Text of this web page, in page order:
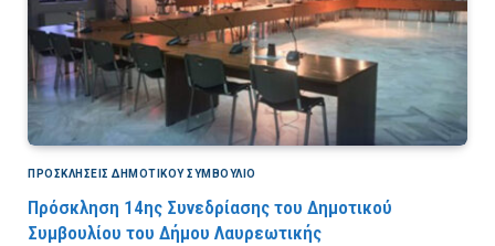
ΠΡΟΣΚΛΉΣΕΙΣ ΔΗΜΟΤΙΚΟΎ ΣΥΜΒΟΎΛΙΟ
Πρόσκληση 14ης Συνεδρίασης του Δημοτικού
Συμβουλίου του Δήμου Λαυρεωτικής